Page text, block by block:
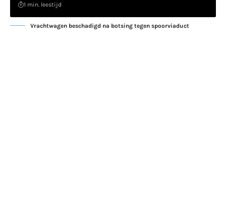
1 min. leestijd
Vrachtwagen beschadigd na botsing tegen spoorviaduct